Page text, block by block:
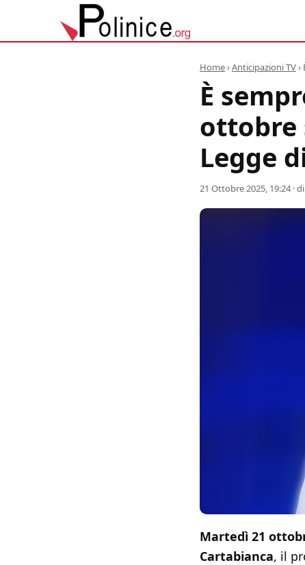
Home›Anticipazioni TV›
È
ottobre
Legge
21 Ottobre 2025, 19:24· di
Martedì 21
Cartabianca, il